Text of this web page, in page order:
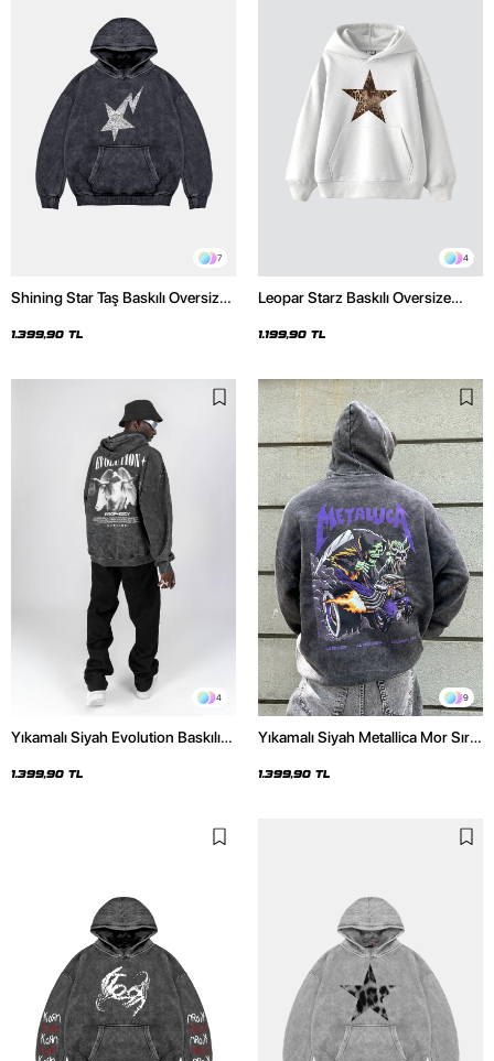
7
Shining Star Taş Baskılı Oversize
Hoodie
1.399,90 TL
4
Leopar Starz Baskılı Oversize
1.199,90 TL
4
Yıkamalı Siyah Evolution Baskılı
Hoodie
1.399,90 TL
9
Yıkamalı Siyah Metallica Mor Sırt
Hoodie
1.399,90 TL